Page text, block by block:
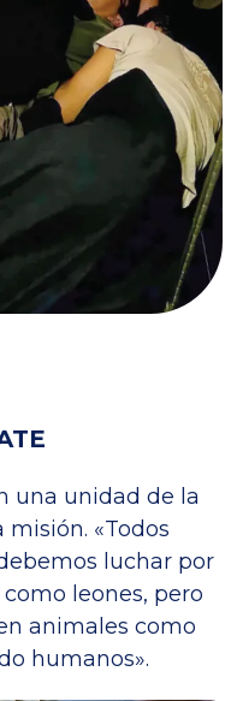
una unidad de la
«Todos
luchar por
leones, pero
animales como
humanos».